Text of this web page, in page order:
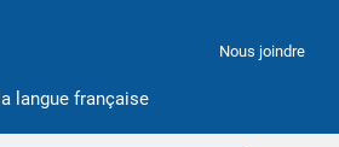
langue française
Nous joindre